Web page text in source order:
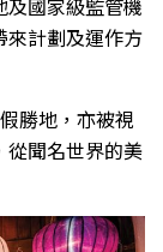
來計劃及運作方
勝地，亦被視
從聞名世界的美